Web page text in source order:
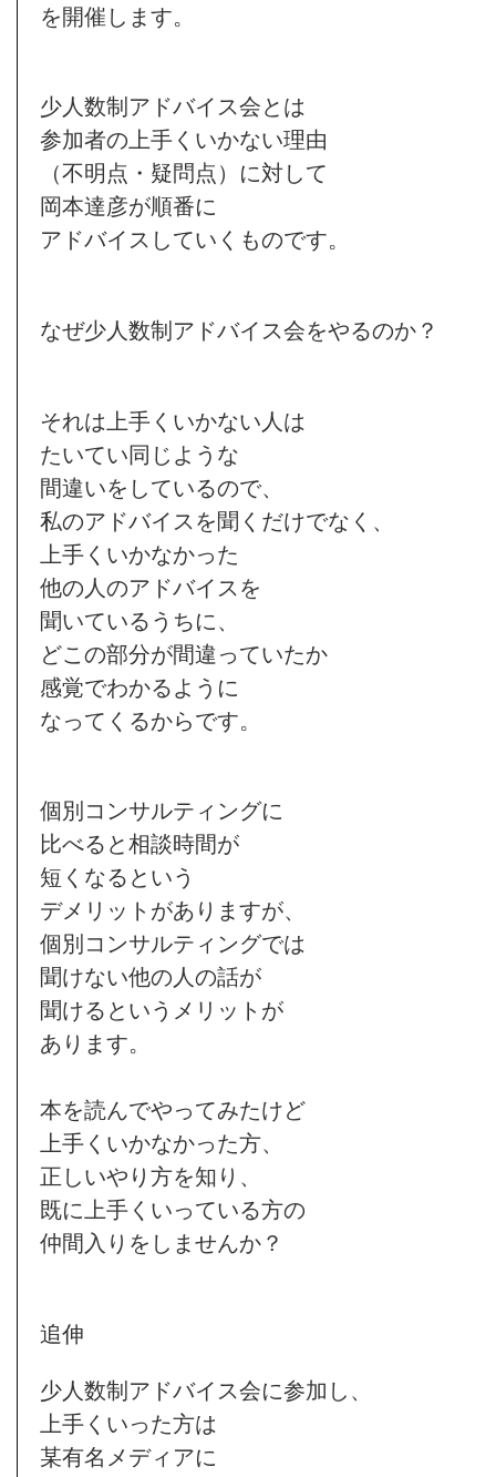
を開催します。
少人数制アドバイス会とは
参加者の上手くいかない理由
（不明点・疑問点）に対して
岡本達彦が順番に
アドバイスしていくものです。
なぜ少人数制アドバイス会をやるのか？
それは上手くいかない人は
たいてい同じような
間違いをしているので、
私のアドバイスを聞くだけでなく、
上手くいかなかった
他の人のアドバイスを
聞いているうちに、
どこの部分が間違っていたか
感覚でわかるように
なってくるからです。
個別コンサルティングに
比べると相談時間が
短くなるという
デメリットがありますが、
個別コンサルティングでは
聞けない他の人の話が
聞けるというメリットが
あります。
本を読んでやってみたけど
上手くいかなかった方、
正しいやり方を知り、
既に上手くいっている方の
仲間入りをしませんか？
追伸
少人数制アドバイス会に参加し、
上手くいった方は
某有名メディアに